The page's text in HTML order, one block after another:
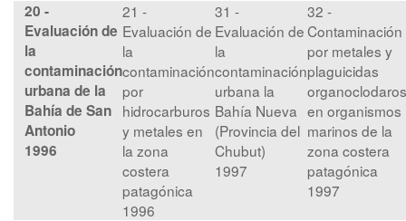
20 -
Evaluación de
la
contaminación
urbana de la
Bahía de San
Antonio
1996
21 -
Evaluación de
la
contaminación
por
hidrocarburos
y metales en
la zona
costera
patagónica
1996
31 -
Evaluación de
la
contaminación
urbana la
Bahía Nueva
(Provincia del
Chubut)
1997
32 -
Contaminación
por metales y
plaguicidas
organoclodaros
en organismos
marinos de la
zona costera
patagónica
1997